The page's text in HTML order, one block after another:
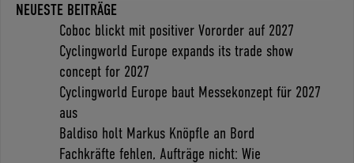
NEUESTE BEITRÄGE
Coboc blickt mit positiver Vororder auf 2027
Cyclingworld Europe expands its trade show
concept for 2027
Cyclingworld Europe baut Messekonzept für 2027
aus
Baldiso holt Markus Knöpfle an Bord
Fachkräfte fehlen, Aufträge nicht: Wie